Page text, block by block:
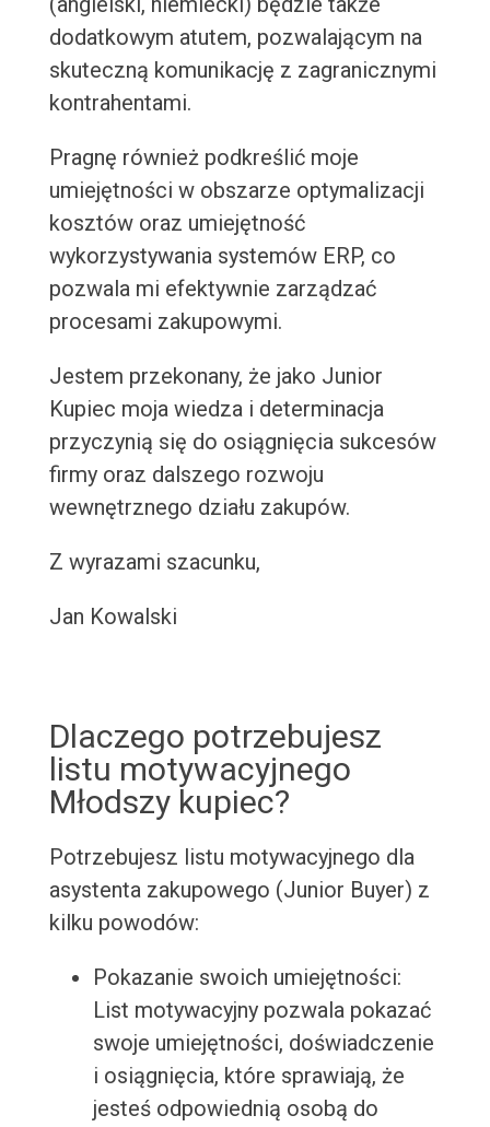
dodatkowym atutem, pozwalającym na
skuteczną komunikację z zagranicznymi
kontrahentami.
Pragnę również podkreślić moje
umiejętności w obszarze optymalizacji
kosztów oraz umiejętność
wykorzystywania systemów ERP, co
pozwala mi efektywnie zarządzać
procesami zakupowymi.
Jestem przekonany, że jako Junior
Kupiec moja wiedza i determinacja
przyczynią się do osiągnięcia sukcesów
firmy oraz dalszego rozwoju
wewnętrznego działu zakupów.
Z wyrazami szacunku,
Jan Kowalski
Dlaczego potrzebujesz
listu motywacyjnego
Młodszy kupiec?
Potrzebujesz listu motywacyjnego dla
asystenta zakupowego (Junior Buyer) z
kilku powodów:
Pokazanie swoich umiejętności:
List motywacyjny pozwala pokazać
swoje umiejętności, doświadczenie
i osiągnięcia, które sprawiają, że
jesteś odpowiednią osobą do